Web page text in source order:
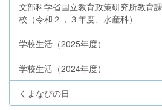
文部科学省国立教育政策研究所教育
校（令和２，３年度、水産科）
学校生活（2025年度）
学校生活（2024年度）
くまなびの日